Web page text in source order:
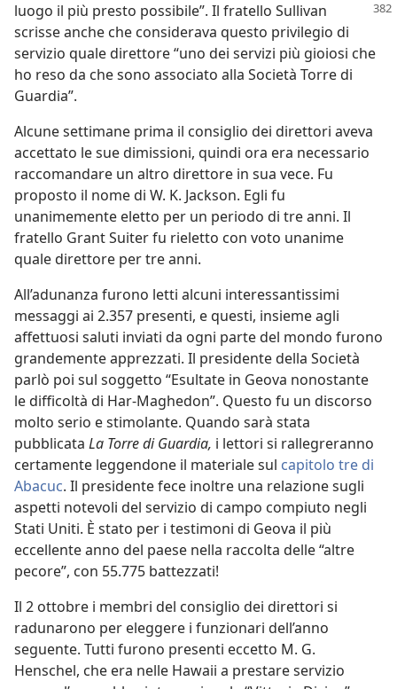
luogo il più presto possibile”. Il fratello Sullivan
scrisse anche che considerava questo privilegio di
servizio quale direttore “uno dei servizi più gioiosi che
ho reso da che sono associato alla Società Torre di
Guardia”.
Alcune settimane prima il consiglio dei direttori aveva
accettato le sue dimissioni, quindi ora era necessario
raccomandare un altro direttore in sua vece. Fu
proposto il nome di W. K. Jackson. Egli fu
unanimemente eletto per un periodo di tre anni. Il
fratello Grant Suiter fu rieletto con voto unanime
quale direttore per tre anni.
All’adunanza furono letti alcuni interessantissimi
messaggi ai 2.357 presenti, e questi, insieme agli
affettuosi saluti inviati da ogni parte del mondo furono
grandemente apprezzati. Il presidente della Società
parlò poi sul soggetto “Esultate in Geova nonostante
le difficoltà di Har-Maghedon”. Questo fu un discorso
molto serio e stimolante. Quando sarà stata
pubblicata La Torre di Guardia, i lettori si rallegreranno
certamente leggendone il materiale sul capitolo tre di
Abacuc. Il presidente fece inoltre una relazione sugli
aspetti notevoli del servizio di campo compiuto negli
Stati Uniti. È stato per i testimoni di Geova il più
eccellente anno del paese nella raccolta delle “altre
pecore”, con 55.775 battezzati!
Il 2 ottobre i membri del consiglio dei direttori si
radunarono per eleggere i funzionari dell’anno
seguente. Tutti furono presenti eccetto M. G.
Henschel, che era nelle Hawaii a prestare servizio